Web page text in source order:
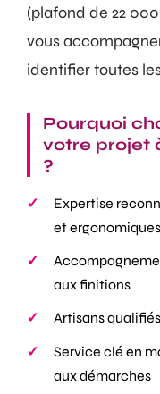
(plafond de 22
vous
identifier toutes
Pourquoi
votre projet
?
Expertise
et ergonomiques
aux finitions
Artisans
Service clé en
aux démarches